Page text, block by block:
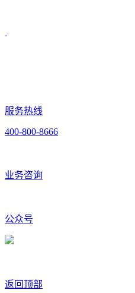
服务热线
400-800-8666
业务咨询
公众号
返回顶部